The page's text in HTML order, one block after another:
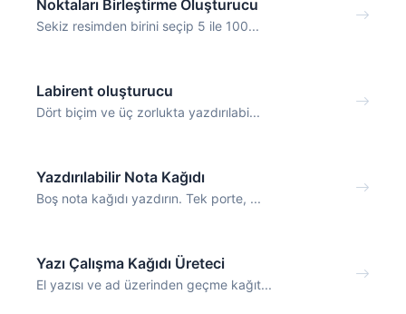
Noktaları Birleştirme Oluşturucu
Sekiz resimden birini seçip 5 ile 100...
Labirent oluşturucu
Dört biçim ve üç zorlukta yazdırılabi...
Yazdırılabilir Nota Kağıdı
Boş nota kağıdı yazdırın. Tek porte, ...
Yazı Çalışma Kağıdı Üreteci
El yazısı ve ad üzerinden geçme kağıt...